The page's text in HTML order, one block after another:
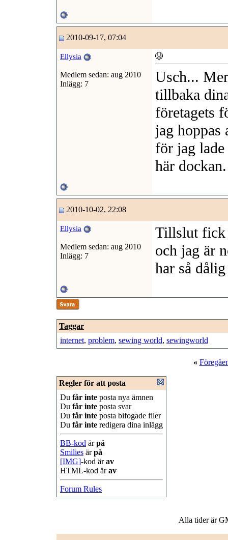
2010-09-17, 07:04
Ellysia
Medlem sedan: aug 2010
Inlägg: 7
Usch...
tillbaka
företagets
jag hoppas
för jag lade
här dockan.
2010-10-02, 22:08
Ellysia
Medlem sedan: aug 2010
Inlägg: 7
Tillslut fick
och jag är
har så
Taggar
internet, problem, sewing world, sewingworld
«
Regler för att posta
Du får inte posta nya ämnen
Du får inte posta svar
Du får inte posta bifogade filer
Du får inte redigera dina inlägg
BB-kod ärpå
Smilies ärpå
[IMG]-kod ärav
HTML-kod ärav
Forum Rules
Alla tider är